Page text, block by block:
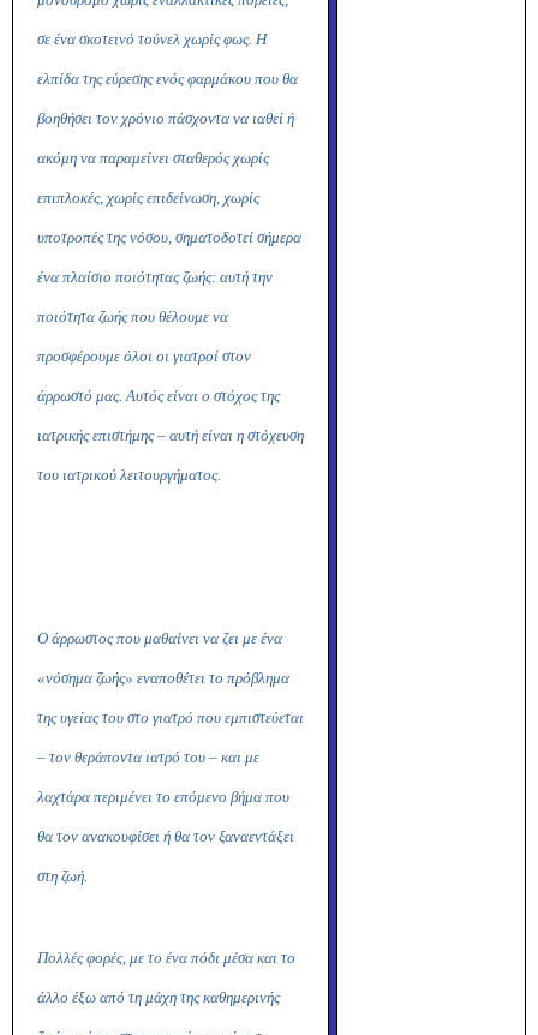
σε ένα σκοτεινό τούνελ χωρίς φως. Η
ελπίδα της εύρεσης ενός φαρμάκου που θα
βοηθήσει τον χρόνιο πάσχοντα να ιαθεί ή
ακόμη να παραμείνει σταθερός χωρίς
επιπλοκές, χωρίς επιδείνωση, χωρίς
υποτροπές της νόσου, σηματοδοτεί σήμερα
ένα πλαίσιο ποιότητας ζωής: αυτή την
ποιότητα ζωής που θέλουμε να
προσφέρουμε όλοι οι γιατροί στον
άρρωστό μας. Αυτός είναι ο στόχος της
ιατρικής επιστήμης – αυτή είναι η στόχευση
του ιατρικού λειτουργήματος.
Ο άρρωστος που μαθαίνει να ζει με ένα
«νόσημα ζωής» εναποθέτει το πρόβλημα
της υγείας του στο γιατρό που εμπιστεύεται
– τον θεράποντα ιατρό του – και με
λαχτάρα περιμένει το επόμενο βήμα που
θα τον ανακουφίσει ή θα τον ξαναεντάξει
στη ζωή.
Πολλές φορές, με το ένα πόδι μέσα και το
άλλο έξω από τη μάχη της καθημερινής